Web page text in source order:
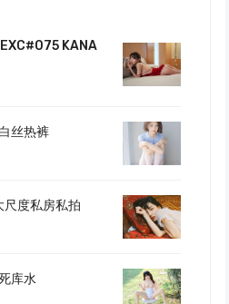
KANA
丝热裤
尺度私房私拍
库水